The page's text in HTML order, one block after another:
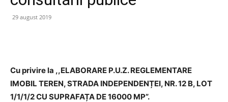
29 august 2019
Cu privire la ,,ELABORARE P.U.Z. REGLEMENTARE
IMOBIL TEREN, STRADA INDEPENDENȚEI, NR. 12 B, LOT
1/1/1/2 CU SUPRAFAȚA DE 16000 MP”.